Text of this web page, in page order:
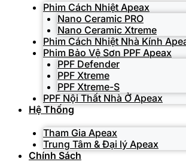
Phim Cách Nhiệt Apeax
Nano Ceramic PRO
Nano Ceramic Xtreme
Phim Cách Nhiệt Nhà Kính
Phim Bảo Vệ Sơn PPF Apeax
PPF Defender
PPF Xtreme
PPF Xtreme-S
PPF Nội Thất Nhà Ở Apeax
Hệ Thống
Tham Gia Apeax
Trung Tâm & Đại lý Apeax
Chính Sách